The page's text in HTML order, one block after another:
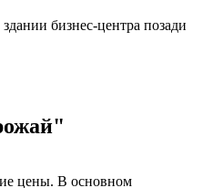
бизнес-центра позади
цены. В основном